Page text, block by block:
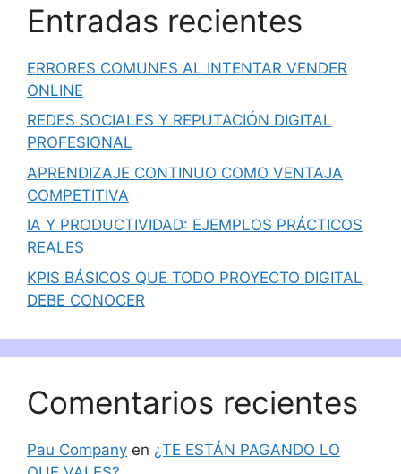
Entradas recientes
ERRORES COMUNES AL INTENTAR VENDER
ONLINE
REDES SOCIALES Y REPUTACIÓN DIGITAL
PROFESIONAL
APRENDIZAJE CONTINUO COMO VENTAJA
COMPETITIVA
IA Y PRODUCTIVIDAD: EJEMPLOS PRÁCTICOS
REALES
KPIS BÁSICOS QUE TODO PROYECTO DIGITAL
DEBE CONOCER
Comentarios recientes
Pau Company en ¿TE ESTÁN PAGANDO LO